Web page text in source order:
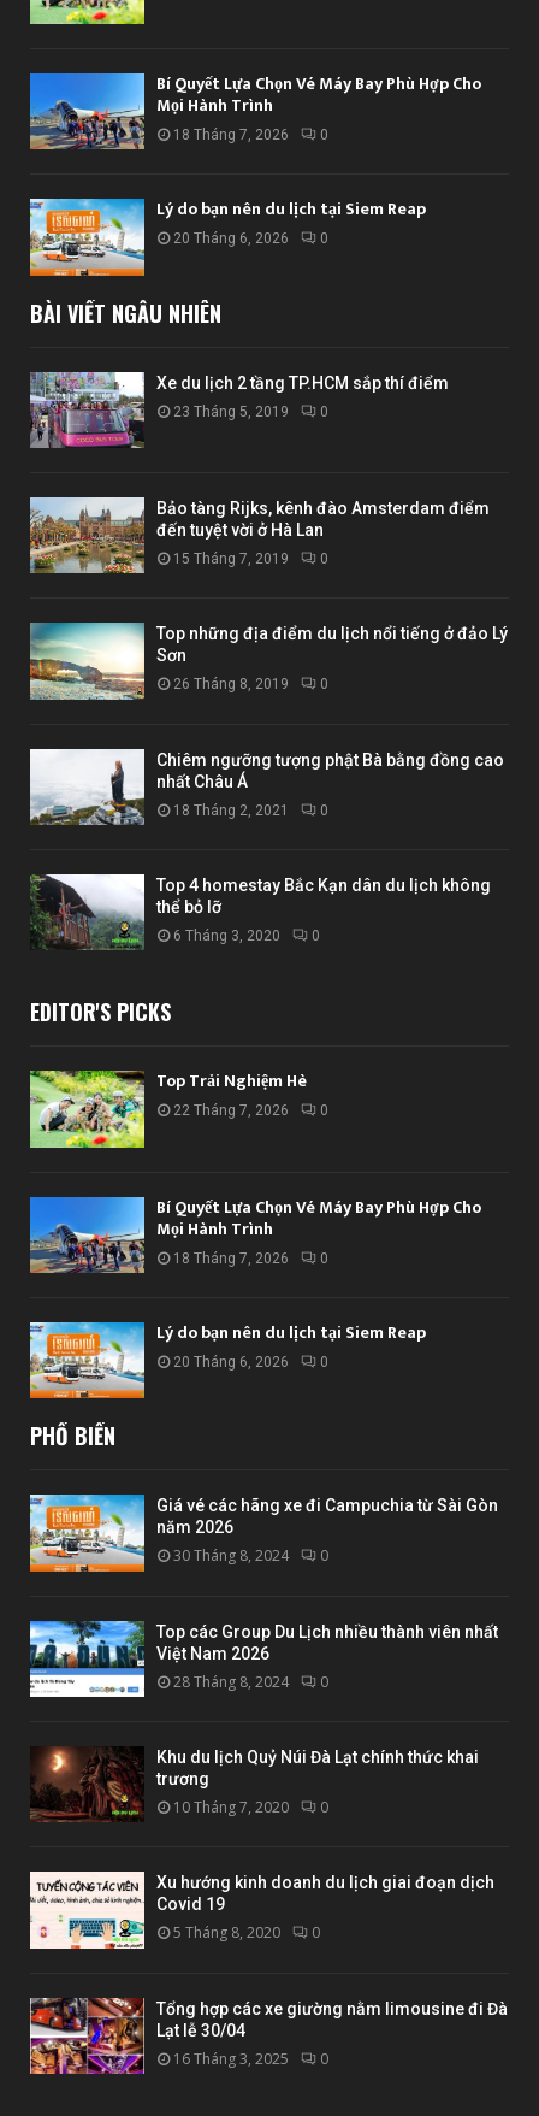
Bí Quyết Lựa Chọn Vé Máy Bay Phù Hợp Cho
Mọi Hành Trình
18 Tháng 7, 2026 0
Lý do bạn nên du lịch tại Siem Reap
20 Tháng 6, 2026 0
BÀI VIẾT NGẪU NHIÊN
Xe du lịch 2 tầng TP.HCM sắp thí điểm
23 Tháng 5, 2019 0
Bảo tàng Rijks, kênh đào Amsterdam điểm
đến tuyệt vời ở Hà Lan
15 Tháng 7, 2019 0
Top những địa điểm du lịch nổi tiếng ở đảo Lý
Sơn
26 Tháng 8, 2019 0
Chiêm ngưỡng tượng phật Bà bằng đồng cao
nhất Châu Á
18 Tháng 2, 2021 0
Top 4 homestay Bắc Kạn dân du lịch không
thể bỏ lỡ
6 Tháng 3, 2020 0
EDITOR'S PICKS
Top Trải Nghiệm Hè
22 Tháng 7, 2026 0
Bí Quyết Lựa Chọn Vé Máy Bay Phù Hợp Cho
Mọi Hành Trình
18 Tháng 7, 2026 0
Lý do bạn nên du lịch tại Siem Reap
20 Tháng 6, 2026 0
PHỔ BIẾN
Giá vé các hãng xe đi Campuchia từ Sài Gòn
năm 2026
30 Tháng 8, 2024 0
Top các Group Du Lịch nhiều thành viên nhất
Việt Nam 2026
28 Tháng 8, 2024 0
Khu du lịch Quỷ Núi Đà Lạt chính thức khai
trương
10 Tháng 7, 2020 0
Xu hướng kinh doanh du lịch giai đoạn dịch
Covid 19
5 Tháng 8, 2020 0
Tổng hợp các xe giường nằm limousine đi Đà
Lạt lễ 30/04
16 Tháng 3, 2025 0